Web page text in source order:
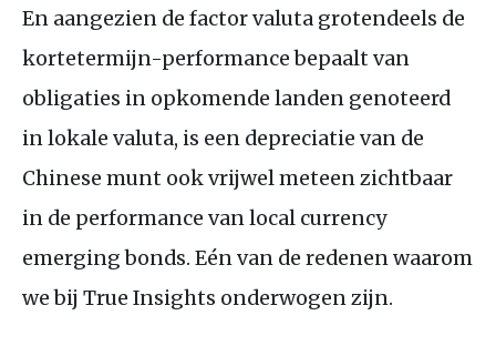
En aangezien de factor valuta grotendeels de
kortetermijn-performance bepaalt van
obligaties in opkomende landen genoteerd
in lokale valuta, is een depreciatie van de
Chinese munt ook vrijwel meteen zichtbaar
in de performance van local currency
emerging bonds. Eén van de redenen waarom
we bij True Insights onderwogen zijn.